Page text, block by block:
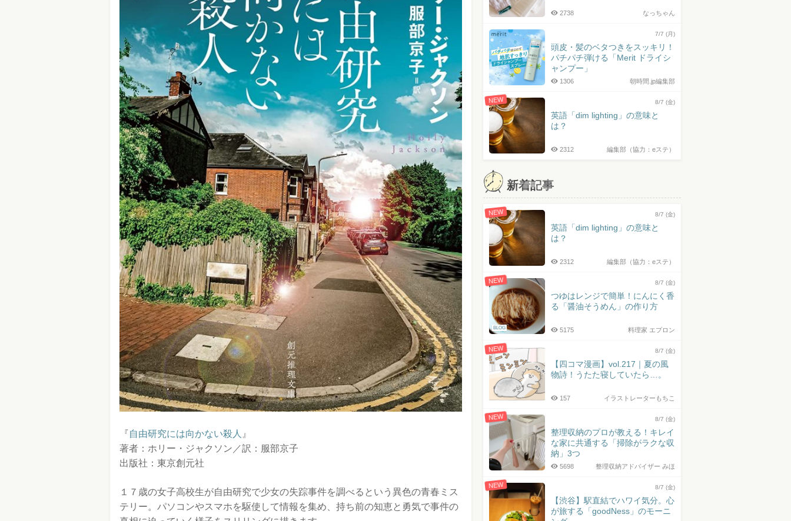
『自由研究には向かない殺人 』
著者：ホリー・ジャクソン／訳：服部京子
出版社：東京創元社
１７歳の女子高校生が自由研究で少女の失踪事件を調べるという異色の青春ミス
テリー。パソコンやスマホを駆使して情報を集め、持ち前の知恵と勇気で事件の
なっちゃん
2738
7/7 (月)
頭皮・髪のベタつきをスッキリ！
パチパチ弾ける「Merit ドライシ
ャンプー」
朝時間.jp編集部
1306
NEW 8/7 (金)
英語「dim lighting」の意味と
は？
編集部（協力：eステ）
2312
新着記事
NEW 8/7 (金)
英語「dim lighting」の意味と
は？
編集部（協力：eステ）
2312
NEW
BLOG
8/7 (金)
つゆはレンジで簡単！にんにく香
る「醤油そうめん」の作り方
料理家 エプロン
5175
NEW 8/7 (金)
【四コマ漫画】vol.217｜夏の風
物詩！うたた寝していたら…。
イラストレーターもちこ
157
NEW 8/7 (金)
整理収納のプロが教える！キレイ
な家に共通する「掃除がラクな収
納」3つ
整理収納アドバイザー みほ
5698
NEW 8/7 (金)
【渋谷】駅直結でハワイ気分。心
が旅する「goodNess」のモーニ